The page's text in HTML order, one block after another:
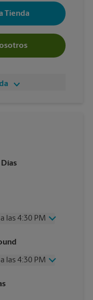
Tienda
las 4:30 PM
las 4:30 PM